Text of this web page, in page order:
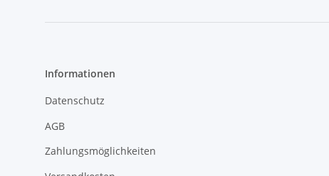
Informationen
Datenschutz
AGB
Zahlungsmöglichkeiten